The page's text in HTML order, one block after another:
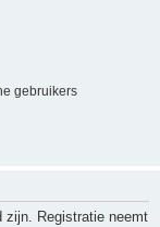
gebruikers
zijn. Registratie neemt